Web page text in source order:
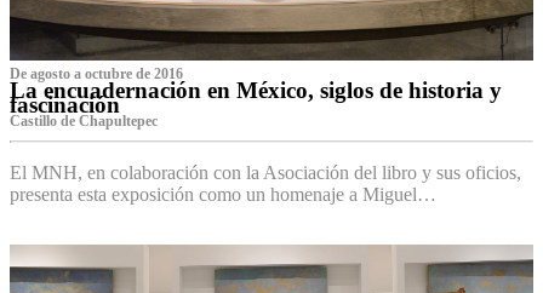
De agosto a octubre de 2016
La encuadernación en México, siglos de historia y
fascinación
Castillo de Chapultepec
El MNH, en colaboración con la Asociación del libro y sus oficios,
presenta esta exposición como un homenaje a Miguel…